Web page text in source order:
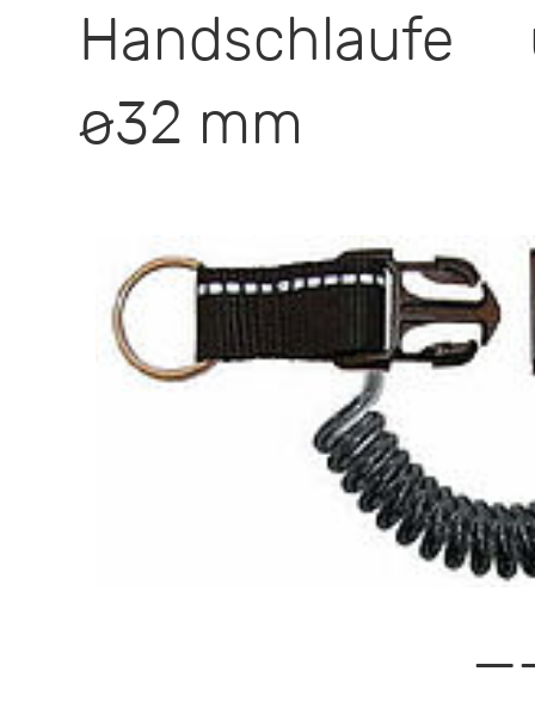
Handschlaufe
ø32 mm